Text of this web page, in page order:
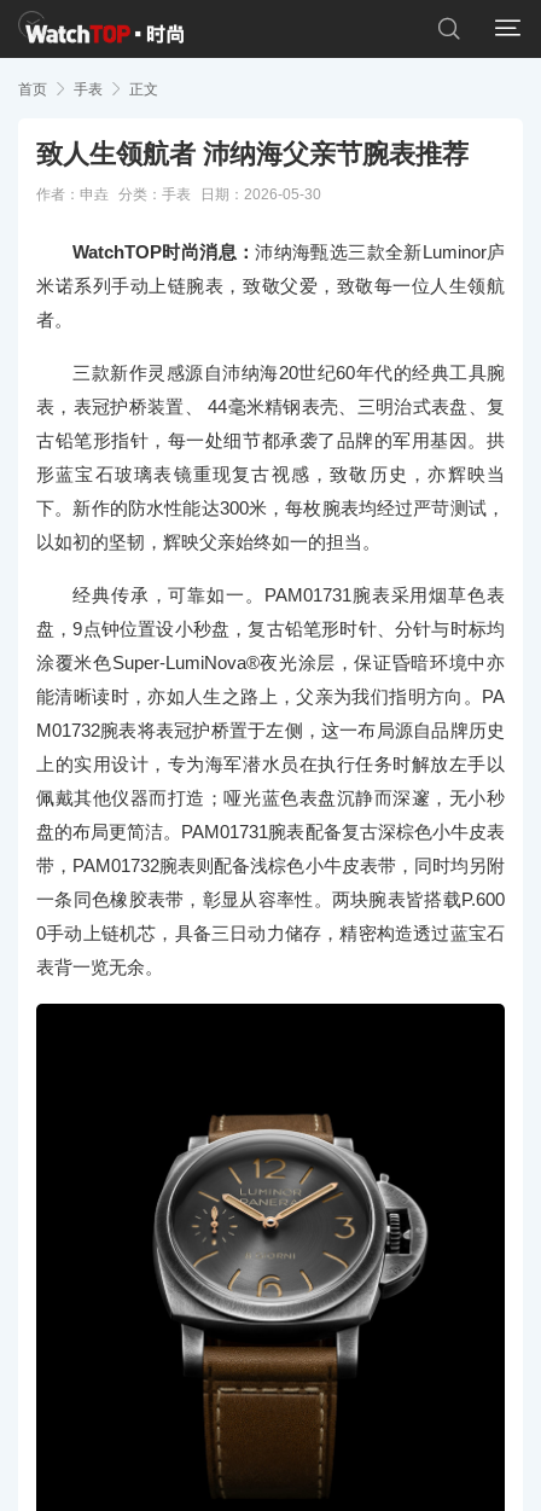


首页  手表  正文
致人生领航者 沛纳海父亲节腕表推荐
作者：申垚 分类： 手表 日期：2026-05-30
WatchTOP时尚消息：沛纳海甄选三款全新Luminor庐
米诺系列手动上链腕表，致敬父爱，致敬每一位人生领航
者。
三款新作灵感源自沛纳海20世纪60年代的经典工具腕
表，表冠护桥装置、 44毫米精钢表壳、三明治式表盘、复
古铅笔形指针，每一处细节都承袭了品牌的军用基因。拱
形蓝宝石玻璃表镜重现复古视感，致敬历史，亦辉映当
下。新作的防水性能达300米，每枚腕表均经过严苛测试，
以如初的坚韧，辉映父亲始终如一的担当。
经典传承，可靠如一。PAM01731腕表采用烟草色表
盘，9点钟位置设小秒盘，复古铅笔形时针、分针与时标均
涂覆米色Super-LumiNova®夜光涂层，保证昏暗环境中亦
能清晰读时，亦如人生之路上，父亲为我们指明方向。PA
M01732腕表将表冠护桥置于左侧，这一布局源自品牌历史
上的实用设计，专为海军潜水员在执行任务时解放左手以
佩戴其他仪器而打造；哑光蓝色表盘沉静而深邃，无小秒
盘的布局更简洁。PAM01731腕表配备复古深棕色小牛皮表
带，PAM01732腕表则配备浅棕色小牛皮表带，同时均另附
一条同色橡胶表带，彰显从容率性。两块腕表皆搭载P.600
0手动上链机芯，具备三日动力储存，精密构造透过蓝宝石
表背一览无余。